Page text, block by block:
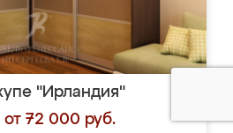
"Ирландия"
от 72 000 руб.